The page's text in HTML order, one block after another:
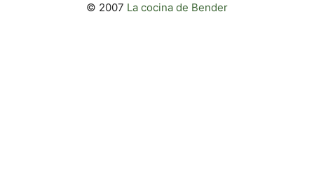
© 2007 La cocina de Bender